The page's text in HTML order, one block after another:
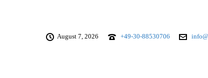
August 7, 2026 +49-30-88530706